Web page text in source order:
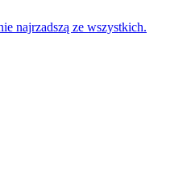
najrzadszą ze wszystkich.